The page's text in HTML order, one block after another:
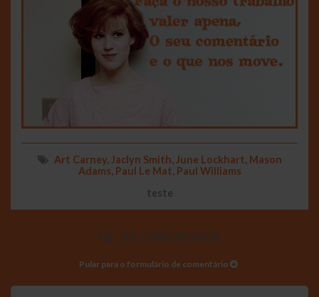
Art Carney, Jaclyn Smith, June Lockhart, Mason
Adams, Paul Le Mat, Paul Williams
teste
38 comentários
Pular para o formulário de comentário